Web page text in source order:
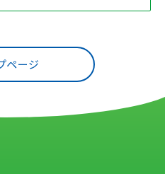
ページ